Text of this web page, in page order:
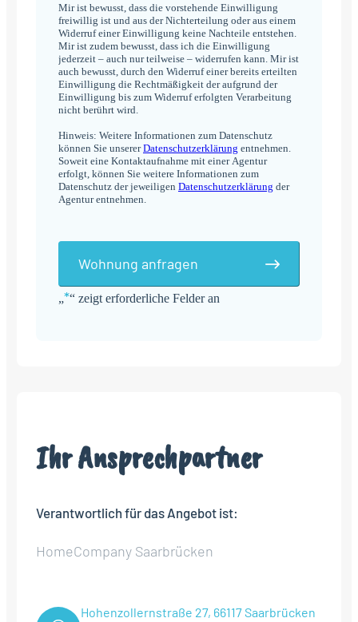
„*“ zeigt erforderliche Felder an
Mir ist bewusst, dass die vorstehende Einwilligung
freiwillig ist und aus der Nichterteilung oder aus einem
Widerruf einer Einwilligung keine Nachteile entstehen.
Mir ist zudem bewusst, dass ich die Einwilligung
jederzeit – auch nur teilweise – widerrufen kann. Mir ist
auch bewusst, durch den Widerruf einer bereits erteilten
Einwilligung die Rechtmäßigkeit der aufgrund der
Einwilligung bis zum Widerruf erfolgten Verarbeitung
nicht berührt wird.
Hinweis: Weitere Informationen zum Datenschutz
können Sie unsererDatenschutzerklärung entnehmen.
Soweit eine Kontaktaufnahme mit einer Agentur
erfolgt, können Sie weitere Informationen zum
Datenschutz der jeweiligen Datenschutzerklärung der
Agentur entnehmen.
Wohnung anfragen
Ihr Ansprechpartner
Verantwortlich für das Angebot ist:
HomeCompany Saarbrücken
Hohenzollernstraße 27, 66117 Saarbrücken